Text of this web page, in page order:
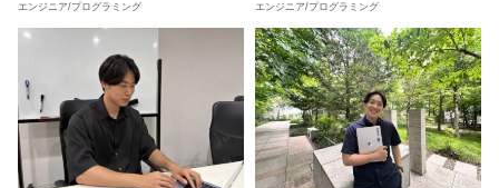
エンジニア/プログラミング
エンジニア/プログラミング